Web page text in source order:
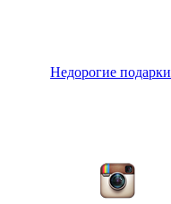
Недорогие подарки